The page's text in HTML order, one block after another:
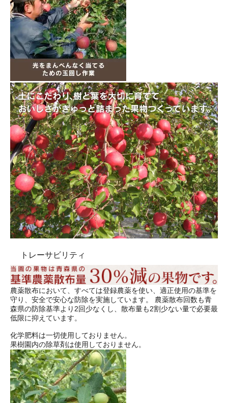
トレーサビリティ
農薬散布において、すべては登録農薬を使い、適正使用の基準を
守り、安全で安心な防除を実施しています。 農薬散布回数も青
森県の防除基準より2回少なくし、散布量も2割少ない量で必要最
低限に抑えています。
化学肥料は一切使用しておりません。
果樹園内の除草剤は使用しておりません。